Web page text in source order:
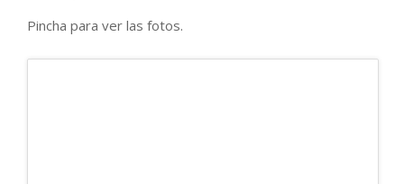
Pincha para ver las fotos.